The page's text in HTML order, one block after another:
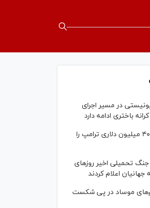
در مسیر اجرای
باختری ادامه دارد
دادگاه آمریکا پروژه ۴۰۰ میلیون دلاری ترامپ را
جنگ تحمیلی اخیر روز‌های
اعلام کردند
موساد در پی شکست